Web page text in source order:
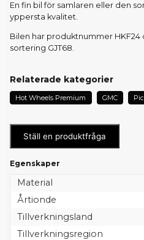
En fin bil för samlaren eller den
yppersta kvalitet.
Bilen har produktnummer HKF24
sortering GJT68.
Relaterade kategorier
Hot Wheels Premium GMC
Ställ en produktfråga
Egenskaper
Material
Årtionde
Tillverkningsland
Tillverkningsregion